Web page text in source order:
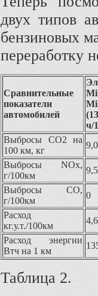
двух типов
бензиновых
переработку
Сравнительные
показатели
автомобилей
ч/
Выбросы СО2 на
100 км, кг
Выбросы NOx,
г/100км
Выбросы CO,
г/100км
0
Расход
кг.у.т./100км
Расход энергии
Втч на 1 км
Таблица 2.